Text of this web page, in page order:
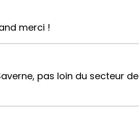
merci !
pas loin du secteur de